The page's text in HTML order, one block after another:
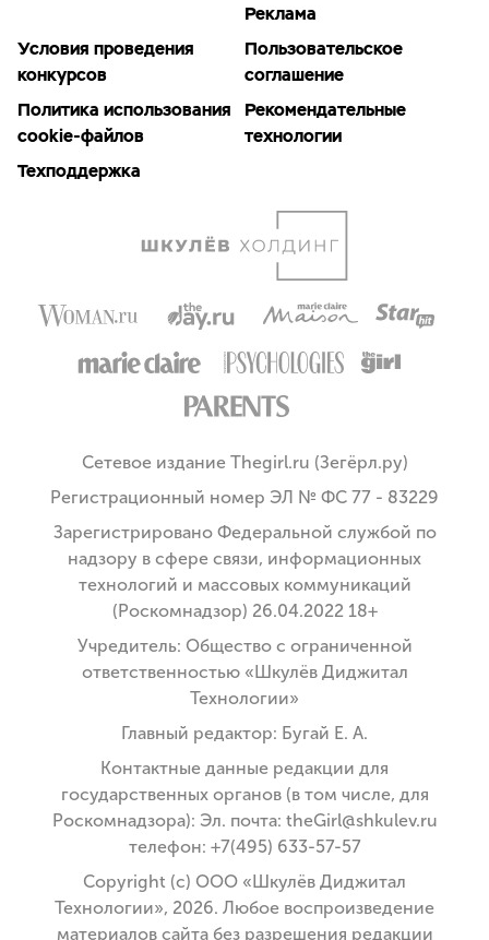
Реклама
Условия проведения
конкурсов
Пользовательское
соглашение
Политика использования
cookie-файлов
Рекомендательные
технологии
Техподдержка
Сетевое издание Thegirl.ru (Зегёрл.ру)
Регистрационный номер ЭЛ № ФС 77 - 83229
Зарегистрировано Федеральной службой по
надзору в сфере связи, информационных
технологий и массовых коммуникаций
(Роскомнадзор) 26.04.2022 18+
Учредитель: Общество с ограниченной
ответственностью «Шкулёв Диджитал
Технологии»
Главный редактор: Бугай Е. А.
Контактные данные редакции для
государственных органов (в том числе, для
Роскомнадзора): Эл. почта: theGirl@shkulev.ru
телефон: +7(495) 633-57-57
Copyright (с) ООО «Шкулёв Диджитал
Технологии», 2026. Любое воспроизведение
материалов сайта без разрешения редакции